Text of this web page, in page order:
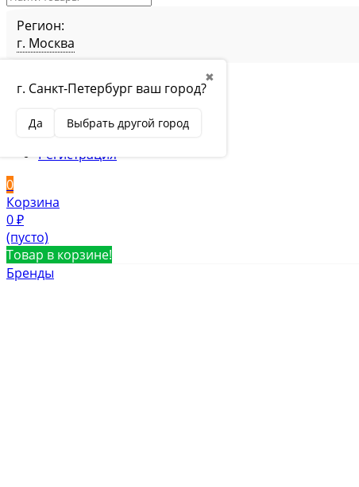
Регион:
г. Москва
✖
г. Санкт-Петербург ваш город?
Да Выбрать другой город
СравнениеТовар в сравнении
Вход
Регистрация
0
Корзина
0 ₽
(пусто)
Товар в корзине!
Бренды